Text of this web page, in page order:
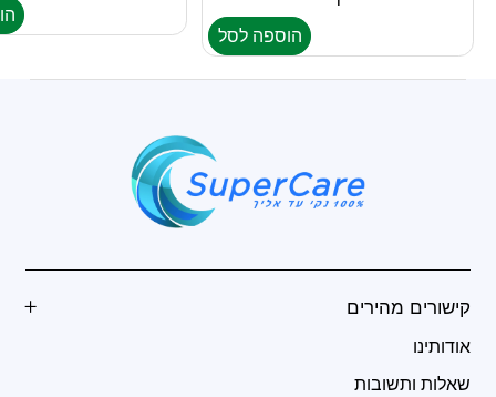
הוספה לסל
קישורים מהירים
אודותינו
שאלות ותשובות